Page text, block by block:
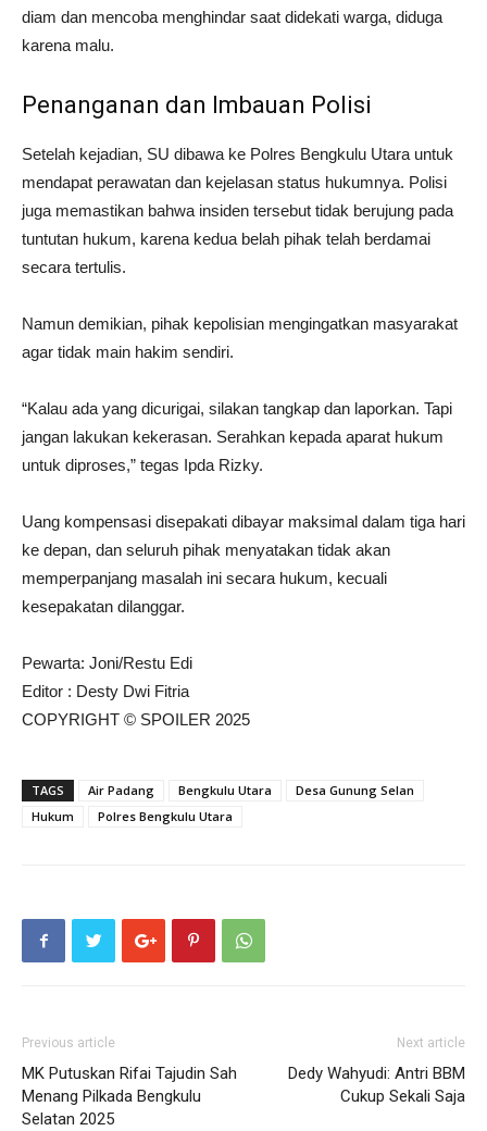
diam dan mencoba menghindar saat didekati warga, diduga
karena malu.
Penanganan dan Imbauan Polisi
Setelah kejadian, SU dibawa ke Polres Bengkulu Utara untuk
mendapat perawatan dan kejelasan status hukumnya. Polisi
juga memastikan bahwa insiden tersebut tidak berujung pada
tuntutan hukum, karena kedua belah pihak telah berdamai
secara tertulis.
Namun demikian, pihak kepolisian mengingatkan masyarakat
agar tidak main hakim sendiri.
“Kalau ada yang dicurigai, silakan tangkap dan laporkan. Tapi
jangan lakukan kekerasan. Serahkan kepada aparat hukum
untuk diproses,” tegas Ipda Rizky.
Uang kompensasi disepakati dibayar maksimal dalam tiga hari
ke depan, dan seluruh pihak menyatakan tidak akan
memperpanjang masalah ini secara hukum, kecuali
kesepakatan dilanggar.
Pewarta: Joni/Restu Edi
Editor : Desty Dwi Fitria
COPYRIGHT © SPOILER 2025
TAGS Air Padang Bengkulu Utara
Desa Gunung Selan
Hukum
Polres Bengkulu Utara
Previous article
MK Putuskan Rifai Tajudin Sah
Menang Pilkada Bengkulu
Selatan 2025
Next article
Dedy Wahyudi: Antri BBM
Cukup Sekali Saja